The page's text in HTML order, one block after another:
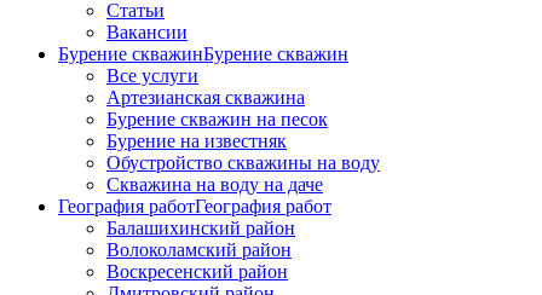
Статьи
Вакансии
Бурение скважинБурение скважин
Все услуги
Артезианская скважина
Бурение скважин на песок
Бурение на известняк
Обустройство скважины на воду
Скважина на воду на даче
География работГеография работ
Балашихинский район
Волоколамский район
Воскресенский район